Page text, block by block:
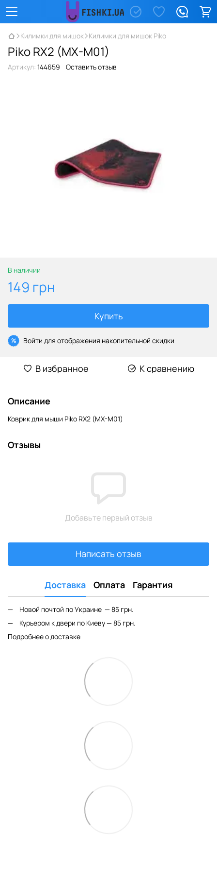
Килимки для мишок Килимки для мишок Piko
Piko RX2 (MX-M01)
Артикул: 144659 Оставить отзыв
В наличии
149 грн
Купить
% Войти для отображения накопительной скидки
В избранное К сравнению
Описание
Коврик для мыши Piko RX2 (MX-M01)
Отзывы
Добавьте первый отзыв
Написать отзыв
Доставка Оплата Гарантия
Новой почтой по Украине — 85 грн.
Курьером к двери по Киеву — 85 грн.
Подробнее о доставке